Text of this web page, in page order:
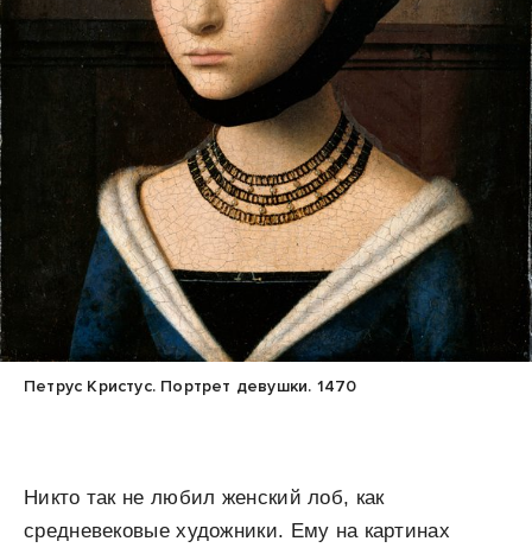
Петрус Кристус. Портрет девушки. 1470
Никто так не любил женский лоб, как
средневековые художники. Ему на картинах